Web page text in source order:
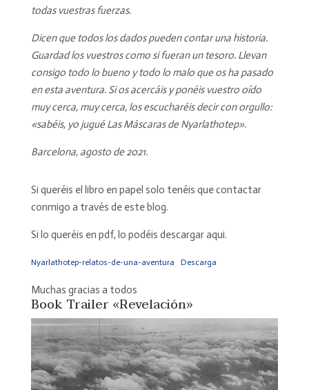
todas vuestras fuerzas.
Dicen que todos los dados pueden contar una historia.
Guardad los vuestros como si fueran un tesoro. Llevan
consigo todo lo bueno y todo lo malo que os ha pasado
en esta aventura. Si os acercáis y ponéis vuestro oído
muy cerca, muy cerca, los escucharéis decir con orgullo:
«sabéis, yo jugué Las Máscaras de Nyarlathotep».
Barcelona, agosto de 2021.
Si queréis el libro en papel solo tenéis que contactar
conmigo a través de este blog.
Si lo queréis en pdf, lo podéis descargar aqui.
Nyarlathotep-relatos-de-una-aventura Descarga
Muchas gracias a todos
Book Trailer «Revelación»
Reproductor
de
vídeo